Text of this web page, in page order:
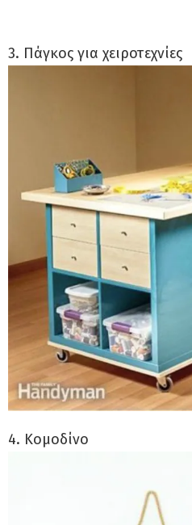
3. Πάγκος για χειροτεχνίες
4. Κομοδίνο